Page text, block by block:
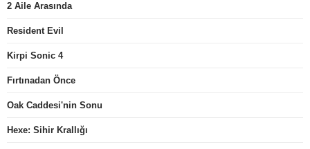
2 Aile Arasında
Resident Evil
Kirpi Sonic 4
Fırtınadan Önce
Oak Caddesi'nin Sonu
Hexe: Sihir Krallığı